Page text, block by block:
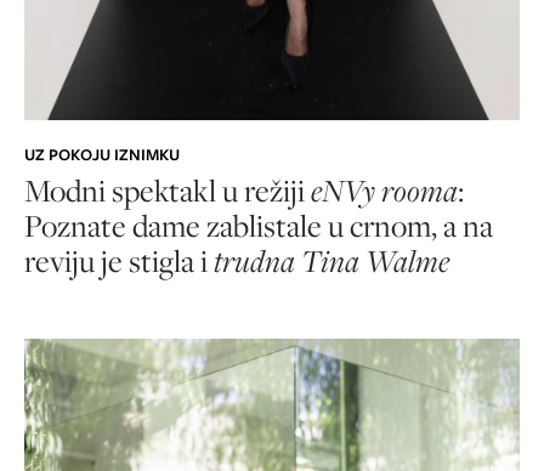
UZ POKOJU IZNIMKU
Modni spektakl u režijieNVy rooma:
Poznate dame zablistale u crnom, a na
reviju je stigla itrudna Tina Walme